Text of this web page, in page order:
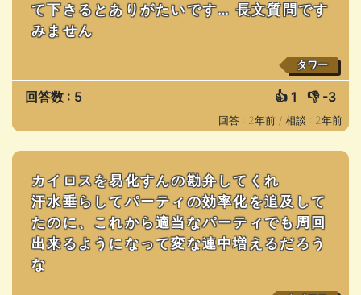
て下さるとありがたいです… 長文質問です
みません
タワー
回答数 : 5 👍 1 👎 -3
回答 : 2年前 / 相談 : 2年前
カイロスを易化すんの勘弁してくれ
汗水垂らしてパーティの効率化を追及して
たのに、これから適当なパーティでも周回
出来るようになって変な連中増えるだろう
な